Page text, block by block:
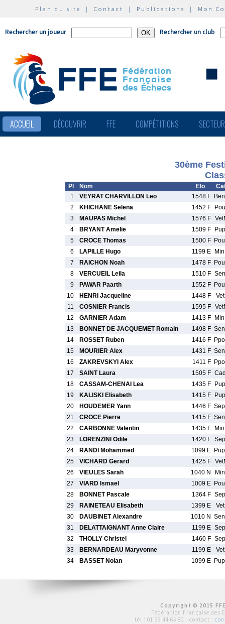
Plan du site | Contact | Publications | Mon
Rechercher un joueur Rechercher un club
ACCUEIL DÉCOUVRIR FFE COMPÉTITIONS
30ème
Pl Nom Elo
1
VEYRAT CHARVILLON Leo 1548 F
2
KHICHANE Selena 1452 F
3
MAUPAS Michel 1576 F
4
BRYANT Amelie 1509 F
5
CROCE Thomas 1500 F
6
LAPILLE Hugo 1199 E
7
RAICHON Noah 1478 F
8
VERCUEIL Leila 1510 F
9
PAWAR Paarth 1552 F
10
HENRI Jacqueline 1448 F
11
COSNIER Francis 1595 F
12
GARNIER Adam 1413 F
13
BONNET DE JACQUEMET Romain 1498 F
14
ROSSET Ruben 1416 F
15
MOURIER Alex 1431 F
16
ZAKREVSKYI Alex 1411 F
17
SAINT Laura 1505 F
18
CASSAM-CHENAI Lea 1435 F
19
KALISKI Elisabeth 1415 F
20
HOUDEMER Yann 1446 F
21
CROCE Pierre 1415 F
22
CARBONNE Valentin 1435 F
23
LORENZINI Odile 1420 F
24
RANDI Mohammed 1099 E
25
VICHARD Gerard 1425 F
26
VIEULES Sarah 1040 N
27
VIARD Ismael 1009 E
28
BONNET Pascale 1364 F
29
RAINETEAU Elisabeth 1399 E
30
DAUBINET Alexandre 1010 N
31
DELATTAIGNANT Anne Claire 1199 E
32
THOLLY Christel 1460 F
33
BERNARDEAU Maryvonne 1199 E
34
BASSET Nolan 1099 E
Copyright © 2015
Fédération Française des
tél : 01 39 44 65 80 | contact :